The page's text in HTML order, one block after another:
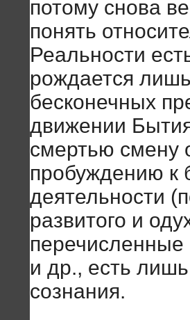
потому снова
понять
Реальности
рождается
бесконечных
движении
смертью смену
пробуждению к
деятельности
развитого и
и др., есть
сознания.